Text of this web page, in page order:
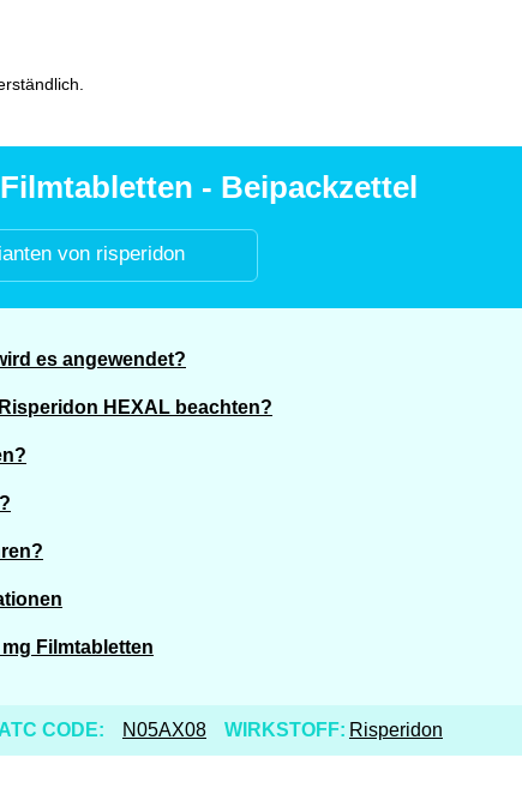
- Beipackzettel
von risperidon
es angewendet?
HEXAL beachten?
Filmtabletten
ATC CODE: N05AX08 WIRKSTOFF: Risperidon